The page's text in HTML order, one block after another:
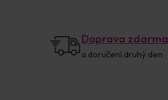
Doprava zdarma
a doručení druhý den